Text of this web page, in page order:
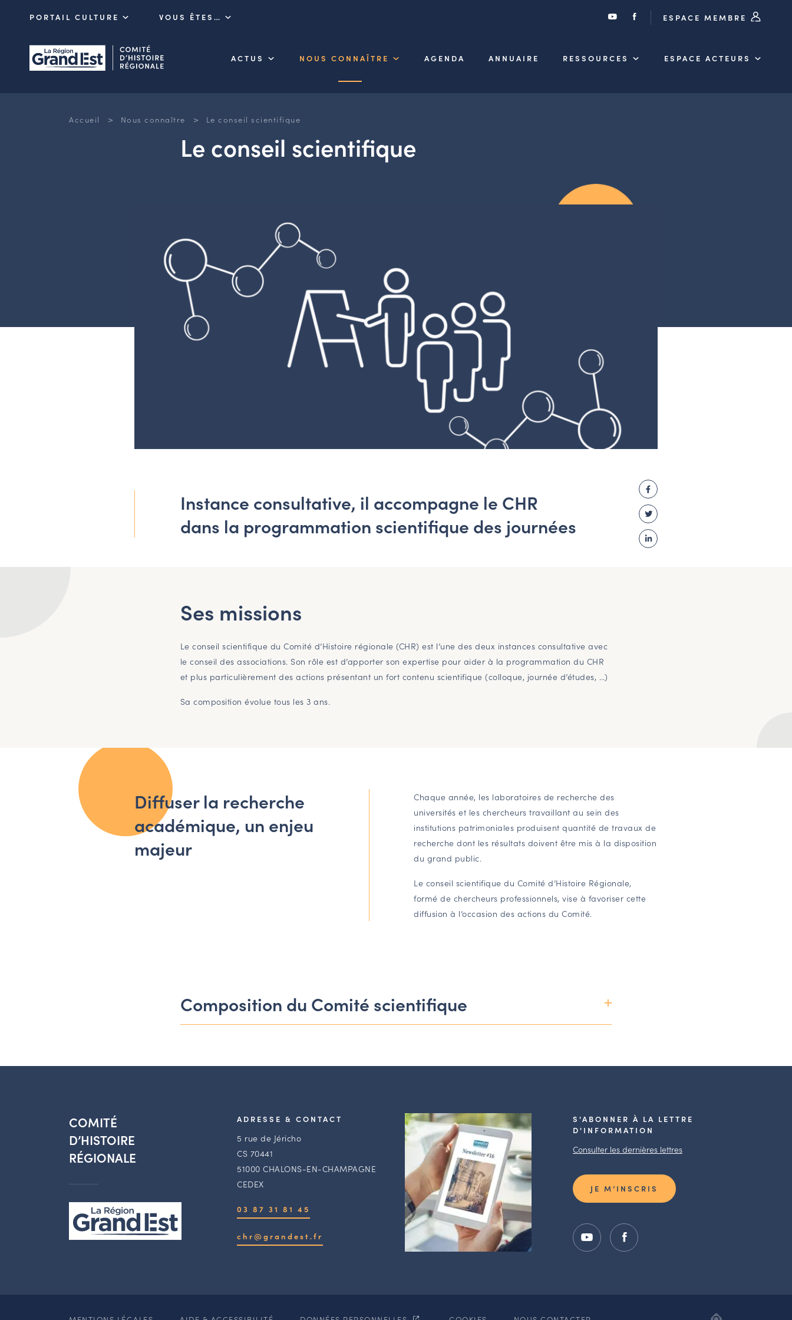
PORTAIL CULTURE VOUS ÊTES… ESPACE MEMBRE
ACTUS NOUS CONNAÎTRE AGENDA ANNUAIRE RESSOURCES ESPACE ACTEURS
Accueil > Nous connaître > Le conseil scientifique
Le conseil scientifique
Facebook
Twitter
Linked In
Instance consultative, il accompagne le CHR
dans la programmation scientifique des journées
Ses missions
Le conseil scientifique du Comité d’Histoire régionale (CHR) est l’une des deux instances consultative avec
le conseil des associations. Son rôle est d’apporter son expertise pour aider à la programmation du CHR
et plus particulièrement des actions présentant un fort contenu scientifique (colloque, journée d’études, …)
Sa composition évolue tous les 3 ans.
Diffuser la recherche
académique, un enjeu
majeur
Chaque année, les laboratoires de recherche des
universités et les chercheurs travaillant au sein des
institutions patrimoniales produisent quantité de travaux de
recherche dont les résultats doivent être mis à la disposition
du grand public.
Le conseil scientifique du Comité d’Histoire Régionale,
formé de chercheurs professionnels, vise à favoriser cette
diffusion à l’occasion des actions du Comité.
Composition du Comité scientifique
COMITÉ
D’HISTOIRE
RÉGIONALE
ADRESSE & CONTACT
5 rue de Jéricho
CS 70441
51000 CHALONS-EN-CHAMPAGNE
CEDEX
03 87 31 81 45
chr@grandest.fr
S'ABONNER À LA LETTRE
D'INFORMATION
Consulter les dernières lettres
JE M’INSCRIS